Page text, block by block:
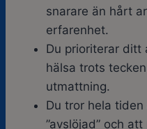
snarare än hårt
erfarenhet.
Du prioriterar ditt
hälsa trots
utmattning.
Du tror hela
”avslöjad” och